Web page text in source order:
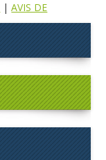
|AVIS DE